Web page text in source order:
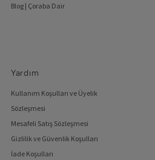
Blog | Çoraba Dair
Yardım
Kullanım Koşulları ve Üyelik
Sözleşmesi
Mesafeli Satış Sözleşmesi
Gizlilik ve Güvenlik Koşulları
İade Koşulları